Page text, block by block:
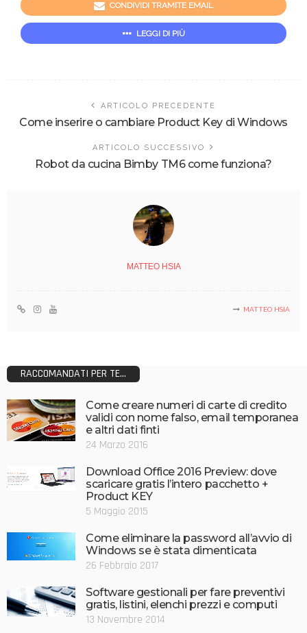
CONDIVIDI TRAMITE EMAIL
LEGGI DI PIÙ
ARTICOLO PRECEDENTE
Come inserire o cambiare Product Key di Windows
ARTICOLO SUCCESSIVO
Robot da cucina Bimby TM6 come funziona?
MATTEO HSIA
MATTEO HSIA
RACCOMANDATI PER TE...
Come creare numeri di carte di credito
validi con nome falso, email temporanea
e altri dati finti
24 Marzo 2016
Download Office 2016 Preview: dove
scaricare gratis l’intero pacchetto +
Product KEY
5 Maggio 2015
Come eliminare la password all’avvio di
Windows se è stata dimenticata
26 Febbraio 2017
Software gestionali per fare preventivi
gratis, listini, elenchi prezzi e computi
13 Novembre 2014